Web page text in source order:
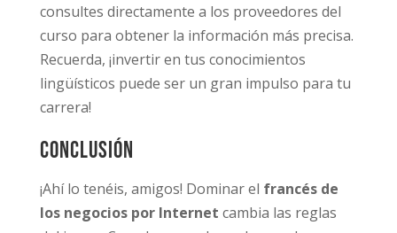
consultes directamente a los proveedores del
curso para obtener la información más precisa.
Recuerda, ¡invertir en tus conocimientos
lingüísticos puede ser un gran impulso para tu
carrera!
Conclusión
¡Ahí lo tenéis, amigos! Dominar el francés de
los negocios por Internet cambia las reglas